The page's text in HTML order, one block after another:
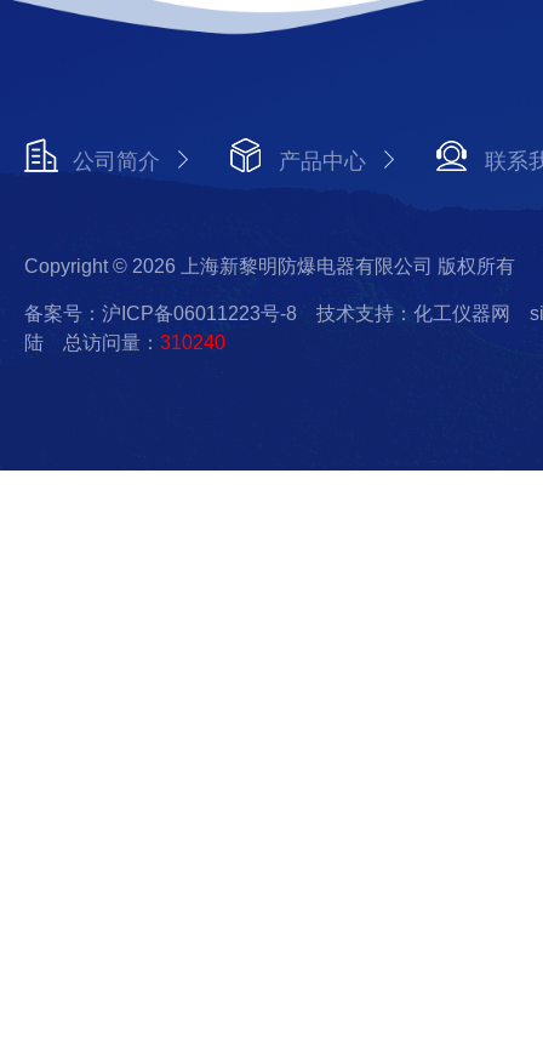
公司简介 产品中心 联系
Copyright © 2026 上海新黎明防爆电器有限公司 版权所有
备案号：沪ICP备06011223号-8 技术支持：化工仪器网
陆 总访问量： 310240